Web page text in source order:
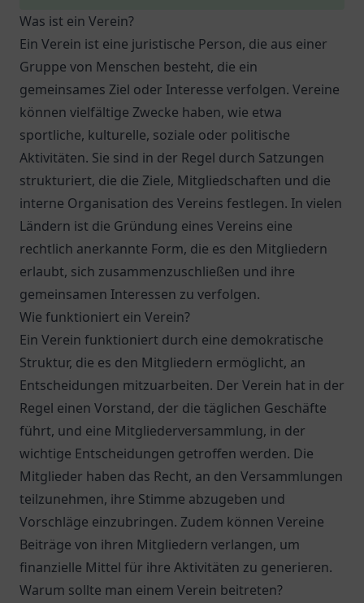
Was ist ein Verein?
Ein Verein ist eine juristische Person, die aus einer
Gruppe von Menschen besteht, die ein
gemeinsames Ziel oder Interesse verfolgen. Vereine
können vielfältige Zwecke haben, wie etwa
sportliche, kulturelle, soziale oder politische
Aktivitäten. Sie sind in der Regel durch Satzungen
strukturiert, die die Ziele, Mitgliedschaften und die
interne Organisation des Vereins festlegen. In vielen
Ländern ist die Gründung eines Vereins eine
rechtlich anerkannte Form, die es den Mitgliedern
erlaubt, sich zusammenzuschließen und ihre
gemeinsamen Interessen zu verfolgen.
Wie funktioniert ein Verein?
Ein Verein funktioniert durch eine demokratische
Struktur, die es den Mitgliedern ermöglicht, an
Entscheidungen mitzuarbeiten. Der Verein hat in der
Regel einen Vorstand, der die täglichen Geschäfte
führt, und eine Mitgliederversammlung, in der
wichtige Entscheidungen getroffen werden. Die
Mitglieder haben das Recht, an den Versammlungen
teilzunehmen, ihre Stimme abzugeben und
Vorschläge einzubringen. Zudem können Vereine
Beiträge von ihren Mitgliedern verlangen, um
finanzielle Mittel für ihre Aktivitäten zu generieren.
Warum sollte man einem Verein beitreten?